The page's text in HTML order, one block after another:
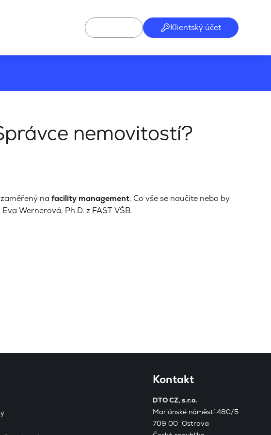
Klientský účet
nemovitostí?
na facility management. Co vše se naučíte nebo by
Wernerová, Ph.D. z FAST VŠB.
Kontakt
DTO CZ, s.r.o.
Mariánské náměstí 480/5
709 00 Ostrava